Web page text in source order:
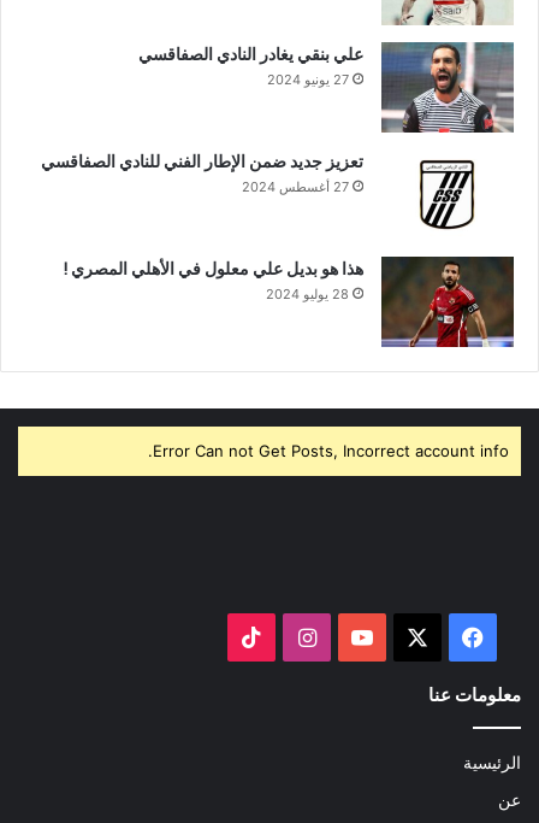
علي بنقي يغادر النادي الصفاقسي
27 يونيو 2024
تعزيز جديد ضمن الإطار الفني للنادي الصفاقسي
27 أغسطس 2024
هذا هو بديل علي معلول في الأهلي المصري !
28 يوليو 2024
Error Can not Get Posts, Incorrect account info.
فيسبوك ‫YouTubeانستقرام
معلومات عنا
الرئيسية
عن